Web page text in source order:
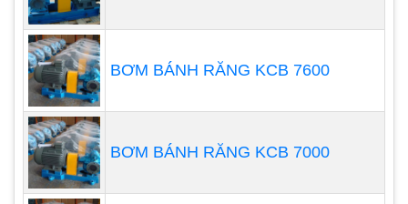
BƠM BÁNH RĂNG KCB 7600
BƠM BÁNH RĂNG KCB 7000